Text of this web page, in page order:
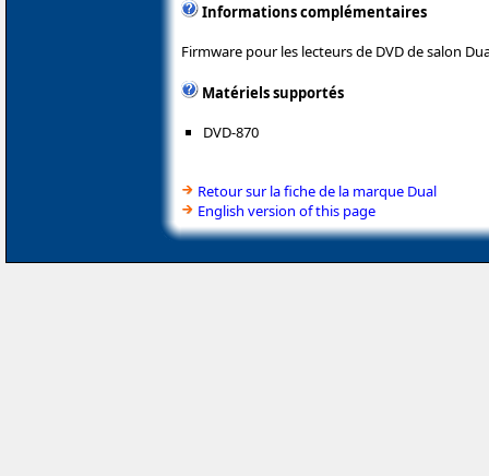
Informations complémentaires
Firmware pour les lecteurs de DVD de salon
Matériels supportés
DVD-870
Retour sur la fiche de la marque Dual
English version of this page